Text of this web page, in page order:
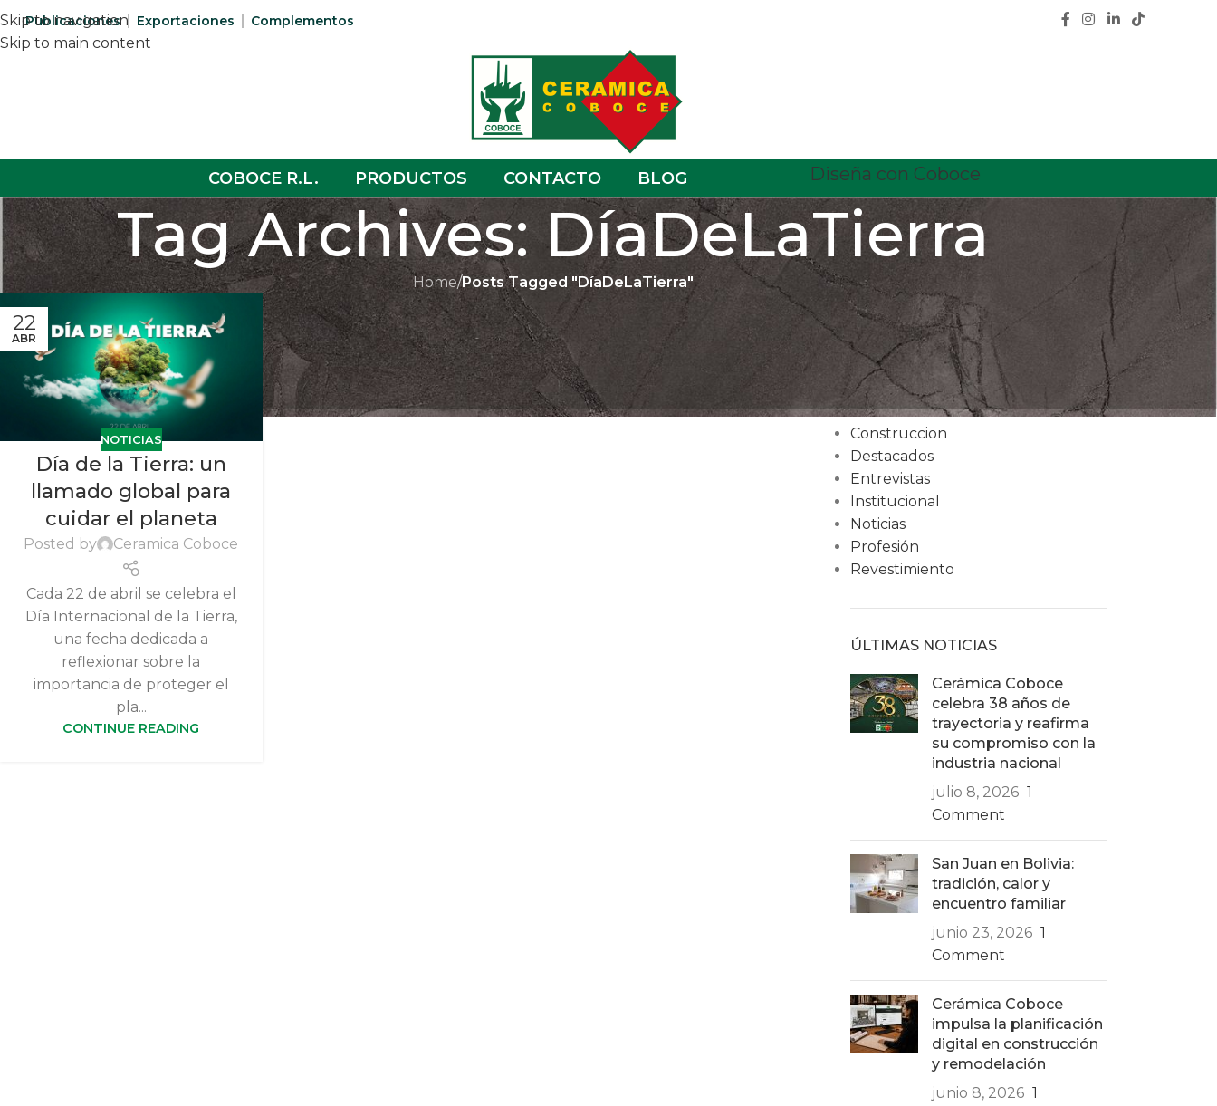
Skip to navigation
Skip to main content
Publicaciones Exportaciones Complementos
COBOCE R.L. PRODUCTOS CONTACTO BLOG Diseña con Coboce
Tag Archives: DíaDeLaTierra
Home/Posts Tagged "DíaDeLaTierra"
22
ABR
NOTICIAS
Día de la Tierra: un
llamado global para
cuidar el planeta
Posted by Ceramica Coboce
Cada 22 de abril se celebra el
Día Internacional de la Tierra,
una fecha dedicada a
reflexionar sobre la
importancia de proteger el
pla...
CONTINUE READING
CATEGORÍAS
Calidad
Características
Ceramica
Condiciones
Construccion
Destacados
Entrevistas
Institucional
Noticias
Profesión
Revestimiento
ÚLTIMAS NOTICIAS
Cerámica Coboce
celebra 38 años de
trayectoria y reafirma
su compromiso con la
industria nacional
julio 8, 2026 1
Comment
San Juan en Bolivia:
tradición, calor y
encuentro familiar
junio 23, 2026 1
Comment
Cerámica Coboce
impulsa la planificación
digital en construcción
y remodelación
junio 8, 2026 1